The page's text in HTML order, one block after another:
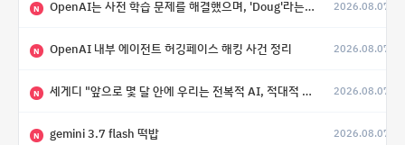
N OpenAI는 사전 학습 문제를 해결했으며, 'Doug'라는 코드명을 가진 훨씬 더 큰 모델을 활발히 개발 중 2026.08.07
N OpenAI 내부 에이전트 허깅페이스 해킹 사건 정리 2026.08.07
N 세게디 "앞으로 몇 달 안에 우리는 전복적 AI, 적대적 AI 둘 다 보게 될 것" 2026.08.07
N gemini 3.7 flash 떡밥 2026.08.07